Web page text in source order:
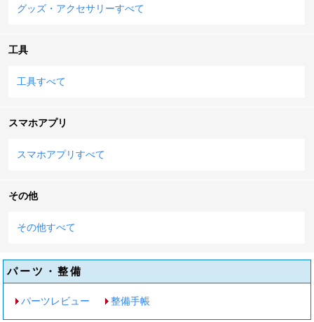
グッズ・アクセサリーすべて
工具
工具すべて
スマホアプリ
スマホアプリすべて
その他
その他すべて
パーツ・整備
パーツレビュー 整備手帳